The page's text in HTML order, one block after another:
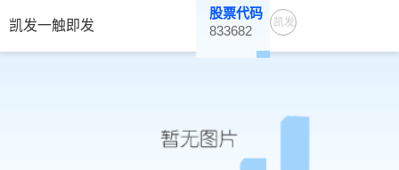
凯发一触即发
股票代码
833682
凯发